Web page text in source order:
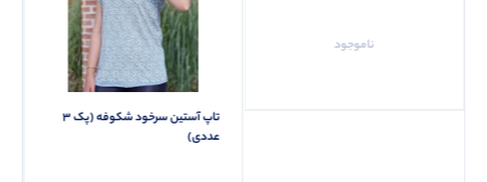
ناموجود
تاپ آستین سرخود شکوفه (پک 3
عددی)